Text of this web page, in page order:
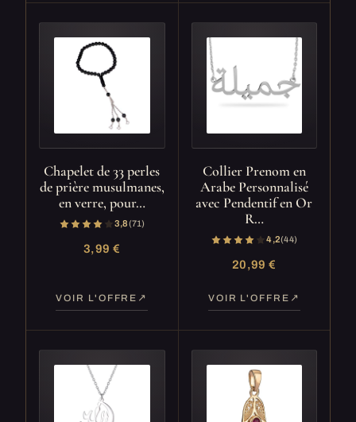
Chapelet de 33 perles
de prière musulmanes,
en verre, pour…
3,8(71)
3,99 €
VOIR L'OFFRE
Collier Prenom en
Arabe Personnalisé
avec Pendentif en Or
R…
4,2(44)
20,99 €
VOIR L'OFFRE